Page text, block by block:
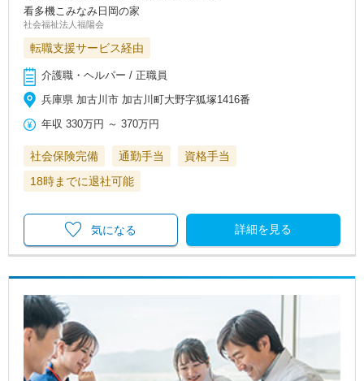
看多機こみなみ日岡の家
社会福祉法人福陽会
転職支援サービス経由
介護職・ヘルパー / 正職員
兵庫県 加古川市 加古川町大野字狐塚1416番
年収 330万円 ～370万円
社会保険完備 通勤手当
資格手当
18時までに退社可能
詳細を見る
気になる